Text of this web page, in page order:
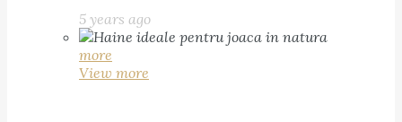
5 years ago
more
View more